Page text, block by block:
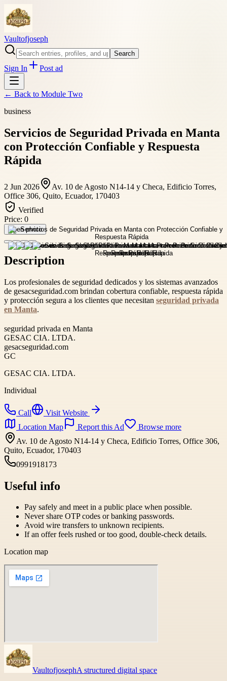
Vaultofjoseph
Search
Sign In Post ad
← Back to Module Two
business
Servicios de Seguridad Privada en Manta
con Protección Confiable y Respuesta
Rápida
2 Jun 2026
Av. 10 de Agosto N14-14 y Checa, Edificio Torres,
Office 306, Quito, Ecuador, 170403
Verified
Price: 0
Open photo
Description
Los profesionales de seguridad dedicados y los sistemas avanzados
de gesacseguridad.com brindan cobertura confiable, respuesta rápida
y protección segura a los clientes que necesitan seguridad privada
en Manta.
seguridad privada en Manta
GESAC CIA. LTDA.
gesacseguridad.com
GC
GESAC CIA. LTDA.
Individual
Call
Visit Website
Location Map
Report this Ad
Browse more
Av. 10 de Agosto N14-14 y Checa, Edificio Torres, Office 306,
Quito, Ecuador, 170403
0991918173
Useful info
Pay safely and meet in a public place when possible.
Never share OTP codes or banking passwords.
Avoid wire transfers to unknown recipients.
If an offer feels rushed or too good, double-check details.
Location map
VaultofjosephA structured digital space